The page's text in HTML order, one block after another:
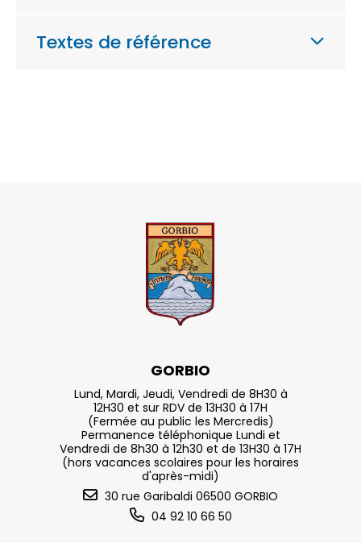
Textes de référence
GORBIO
Lund, Mardi, Jeudi, Vendredi de 8H30 à
12H30 et sur RDV de 13H30 à 17H
(Fermée au public les Mercredis)
Permanence téléphonique Lundi et
Vendredi de 8h30 à 12h30 et de 13H30 à 17H
(hors vacances scolaires pour les horaires
d'après-midi)
30 rue Garibaldi 06500 GORBIO
04 92 10 66 50